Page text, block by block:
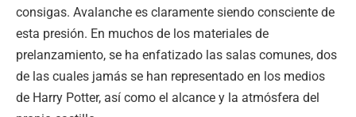
consigas. Avalanche es claramente siendo consciente de
esta presión. En muchos de los materiales de
prelanzamiento, se ha enfatizado las salas comunes, dos
de las cuales jamás se han representado en los medios
de Harry Potter, así como el alcance y la atmósfera del